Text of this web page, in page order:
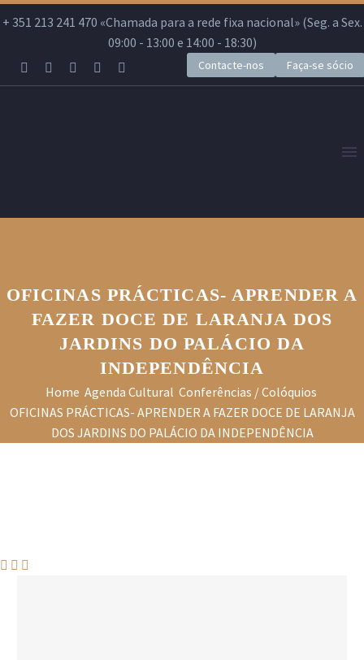
+ 351 213 241 470 «Chamada para a rede fixa nacional» (Seg. a Sex.
09:00 - 13:00 e 14:00 - 18:30)
Contacte-nos Faça-se sócio
OFICINAS PRÁCTICAS- APRENDER A
FAZER DOCE DE LARANJA DOS
JARDINS DO PALÁCIO DA
INDEPENDÊNCIA
Home Agenda Cultural Conferências / Colóquios
OFICINAS PRÁCTICAS- APRENDER A FAZER DOCE DE LARANJA
DOS JARDINS DO PALÁCIO DA INDEPENDÊNCIA
  